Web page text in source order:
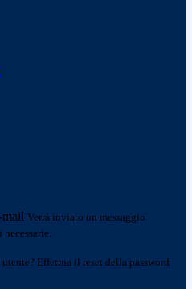
mail Verrà inviato un messaggio
Effettua il reset della password